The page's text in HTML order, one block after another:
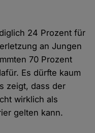
24 Prozent für
an Jungen
70 Prozent
Es dürfte kaum
zeigt, dass der
wirklich als
gelten kann.